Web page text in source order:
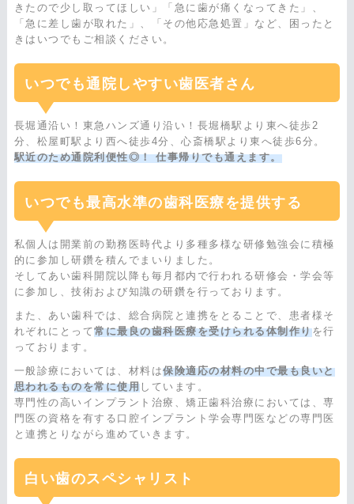
きたので少し取ってほしい」「急に歯が痛くなってきた」、
「急に差し歯が取れた」、「その他応急処置」など、困ったと
きはいつでもご相談ください。
いつでも通院しやすい歯医者さん
長堀通沿い！東急ハンズ通り沿い！長堀橋駅より東へ徒歩2
分、松屋町駅より西へ徒歩4分、心斎橋駅より東へ徒歩6分。
駅近のため通院利便性◎！ 仕事帰りでも通えます。
いつでも最高水準の歯科医療を提供する
私個人は開業前の勤務医時代より多種多様な研修勉強会に積極
的に参加し研鑽を積んでまいりました。
そしてあい歯科開院以降も毎月都内で行われる研修会・学会等
に参加し、技術および知識の研鑽を行っております。
また、あい歯科では、総合病院と連携をとることで、患者様そ
れぞれにとって常に最良の歯科医療を受けられる体制作りを行
っております。
一般診療においては、材料は保険適応の材料の中で最も良いと
思われるものを常に使用 しています。
専門性の高いインプラント治療、矯正歯科治療においては、専
門医の資格を有する口腔インプラント学会専門医などの専門医
と連携とりながら進めていきます。
白い歯のスペシャリスト